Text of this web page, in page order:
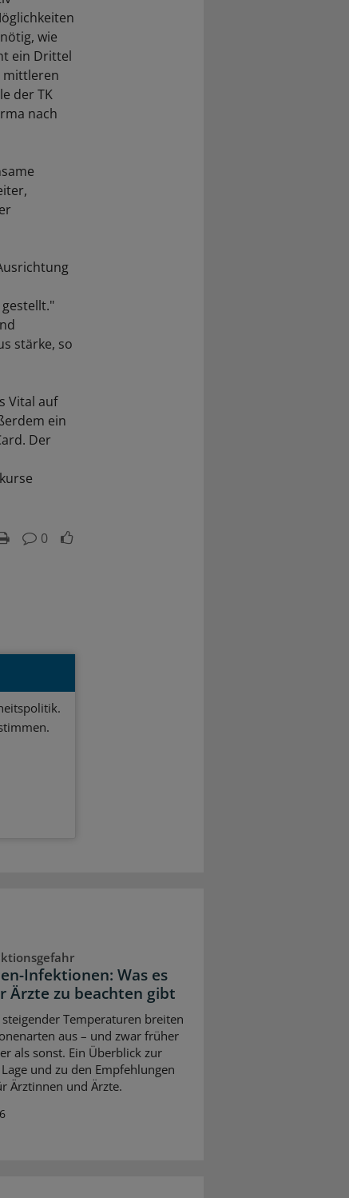
wie
ein Drittel
mittleren
der TK
nach
stärke, so
Vital auf
ein
Der
0
Infektionen: Was es
Ärzte zu beachten gibt
Temperaturen breiten
aus – und zwar früher
als sonst. Ein Überblick zur
und zu den Empfehlungen
Ärztinnen und Ärzte.